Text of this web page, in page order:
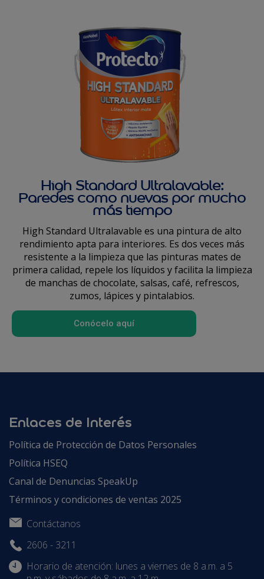
High Standard Ultralavable:
Paredes como nuevas por mucho
más tiempo
High Standard Ultralavable es una pintura de alto
rendimiento apta para interiores. Es dos veces más
resistente a la limpieza que las pinturas mates de
primera calidad, repele los líquidos y facilita la limpieza
de manchas de chocolate, salsas, café, refrescos,
zumos, lápices y pintalabios.
Conócelo aquí
Enlaces de Interés
Política de Protección de Datos Personales
Política HSEQ
Canal de Denuncias SpeakUp
Términos y condiciones de ventas 2025
Contáctanos
2606 - 3211
Horario de atención: lunes a viernes de 8 a.m. a 5